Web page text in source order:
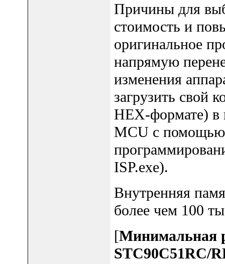
Причины для
стоимость и
оригинальное
напрямую
изменения
загрузить свой
HEX-формате) в
MCU с помощью
ISP.exe).
Внутренняя
более чем 100
[Минимальная
STC90C51RC/